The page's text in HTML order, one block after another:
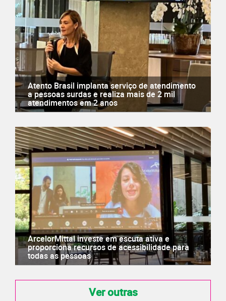
Atento Brasil implanta serviço de atendimento
a pessoas surdas e realiza mais de 2 mil
atendimentos em 2 anos
ArcelorMittal investe em escuta ativa e
proporciona recursos de acessibilidade para
todas as pessoas
Ver outras